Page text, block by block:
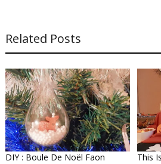
Related Posts
DIY : Boule De Noël Faon This